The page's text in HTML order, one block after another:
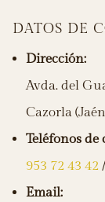
DATOS DE
Dirección:
Avda. del
Cazorla
Teléfonos de
953 72 43 42
Email: